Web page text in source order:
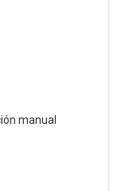
manual